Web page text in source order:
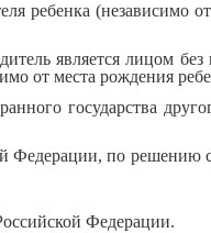
ребенка (независимо
является лицом без
от места рождения
государства
Федерации, по решению
Федерации.